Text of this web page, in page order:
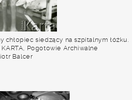
chłopiec siedzący na szpitalnym łóżku.
Pogotowie Archiwalne
Balcer